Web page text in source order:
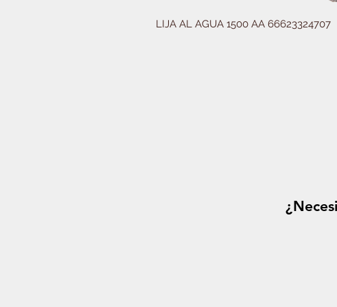
LIJA AL AGUA 1500 AA 66623324707